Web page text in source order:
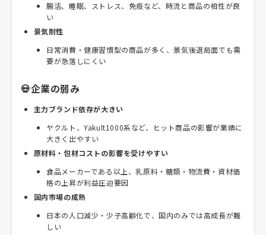
腸活、睡眠、ストレス、免疫など、時流と商品の相性が良
い
景気耐性
日常消費・健康習慣型の商品が多く、景気後退局面でも需
要が急落しにくい
💀企業の弱み
主力ブランド依存が大きい
ヤクルト、Yakult1000系など、ヒット商品の影響が業績に
大きく出やすい
原材料・包材コストの影響を受けやすい
食品メーカーである以上、乳原料・糖類・物流費・資材価
格の上昇が利益圧迫要因
国内市場の成熟
日本の人口減少・少子高齢化で、国内のみでは高成長が難
しい